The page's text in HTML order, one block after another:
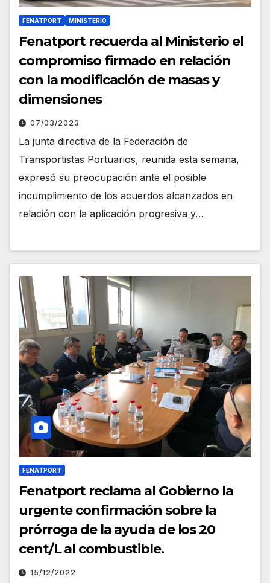
FENATPORT MINISTERIO
Fenatport recuerda al Ministerio el
compromiso firmado en relación
con la modificación de masas y
dimensiones
07/03/2023
La junta directiva de la Federación de
Transportistas Portuarios, reunida esta semana,
expresó su preocupación ante el posible
incumplimiento de los acuerdos alcanzados en
relación con la aplicación progresiva y…
FENATPORT
Fenatport reclama al Gobierno la
urgente confirmación sobre la
prórroga de la ayuda de los 20
cent/L al combustible.
15/12/2022